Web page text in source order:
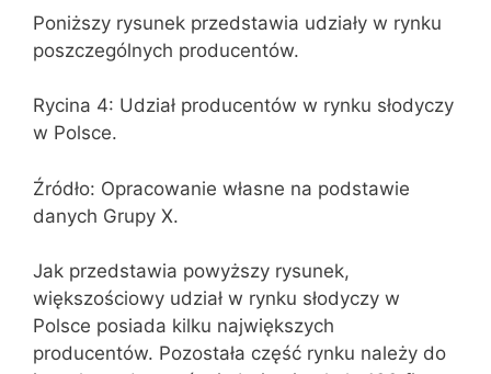
Poniższy rysunek przedstawia udziały w rynku
poszczególnych producentów.
Rycina 4: Udział producentów w rynku słodyczy
w Polsce.
Źródło: Opracowanie własne na podstawie
danych Grupy X.
Jak przedstawia powyższy rysunek,
większościowy udział w rynku słodyczy w
Polsce posiada kilku największych
producentów. Pozostała część rynku należy do